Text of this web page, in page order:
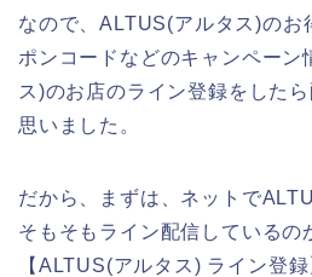
なので、ALTUS(アルタス)のお
ポンコードなどのキャンペーン
ス)のお店のライン登録をした
思いました。
だから、まずは、ネットで
そもそもライン配信しているの
【ALTUS(アルタス) ライン登